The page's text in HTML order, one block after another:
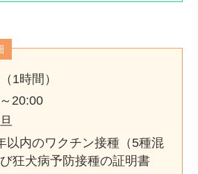
1時間）
20:00
以内のワクチン接種（5種混
狂犬病予防接種の証明書